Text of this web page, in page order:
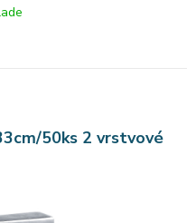
50ks 2 vrstvové